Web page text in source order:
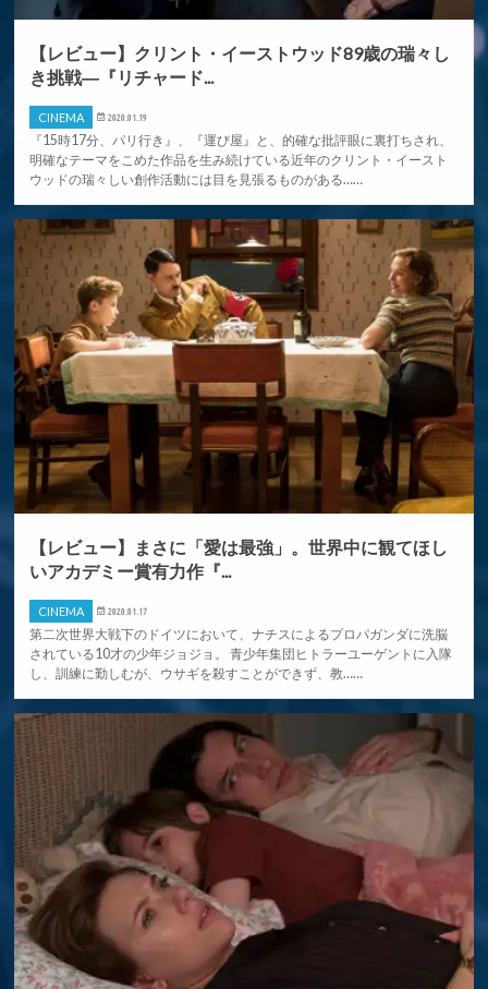
【レビュー】クリント・イーストウッド89歳の瑞々し
き挑戦―『リチャード...
CINEMA 2020.01.19
『15時17分、パリ行き』、『運び屋』と、的確な批評眼に裏打ちされ、
明確なテーマをこめた作品を生み続けている近年のクリント・イースト
ウッドの瑞々しい創作活動には目を見張るものがある……
【レビュー】まさに「愛は最強」。世界中に観てほし
いアカデミー賞有力作『...
CINEMA 2020.01.17
第二次世界大戦下のドイツにおいて、ナチスによるプロパガンダに洗脳
されている10才の少年ジョジョ。 青少年集団ヒトラーユーゲントに入隊
し、訓練に勤しむが、ウサギを殺すことができず、教……